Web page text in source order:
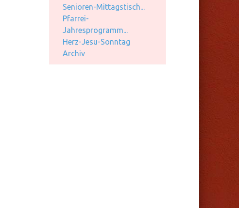
Senioren-Mittagstisch...
Pfarrei-
Jahresprogramm...
Herz-Jesu-Sonntag
Archiv